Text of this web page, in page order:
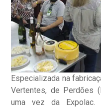
Especializada na
Vertentes, de Perdões
uma vez da Expolac.